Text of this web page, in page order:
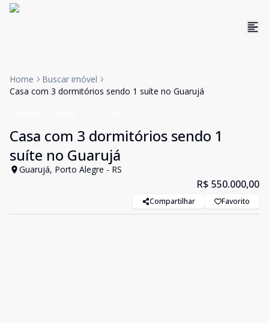
Home
Buscar imóvel
Casa com 3 dormitórios sendo 1 suíte no Guarujá
Casa com 3 dormitórios sendo 1
suíte no Guarujá
Guarujá, Porto Alegre - RS
R$ 550.000,00
Compartilhar Favorito